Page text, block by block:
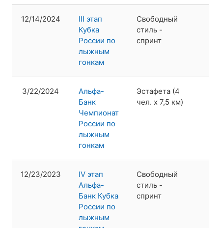
12/14/2024
III этап
Кубка
России по
лыжным
гонкам
Свободный
стиль -
спринт
3/22/2024
Альфа-
Банк
Чемпионат
России по
лыжным
гонкам
Эстафета (4
чел. х 7,5 км)
12/23/2023
IV этап
Альфа-
Банк Кубка
России по
лыжным
Свободный
стиль -
спринт